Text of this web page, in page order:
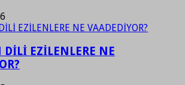
DİLİ EZİLENLERE NE